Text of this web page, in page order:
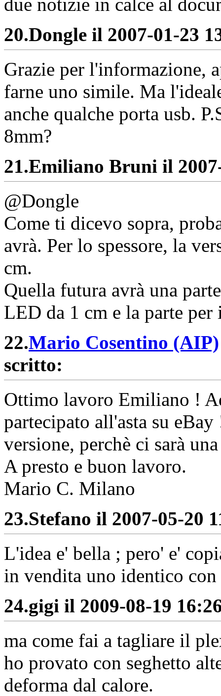
20.Dongle il 2007-01-23
Grazie per l'informazione,
farne uno simile. Ma
anche qualche porta usb.
8mm?
21.Emiliano Bruni il
@Dongle
Come ti dicevo sopra,
avrà. Per lo spessore, la
cm.
Quella futura avrà una
LED da 1 cm e la parte
22.Mario Cosentino (AIP)
scritto:
Ottimo lavoro Emiliano !
partecipato all'asta su
versione, perchè ci sarà
A presto e buon lavoro.
Mario C. Milano
23.Stefano il 2007-05-20
L'idea e' bella ; pero' e'
in vendita uno identico
24.gigi il 2009-08-19
ma come fai a tagliare il
ho provato con seghetto
deforma dal calore.